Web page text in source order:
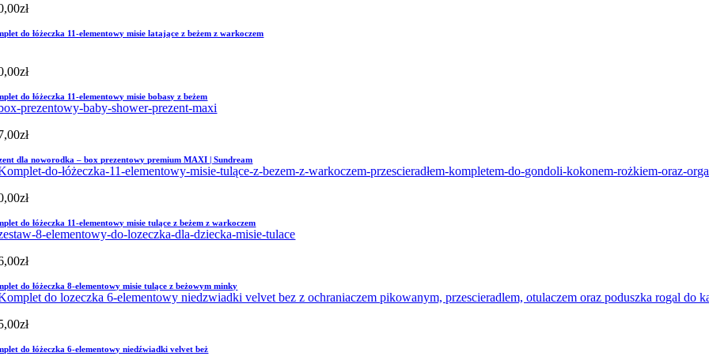
zł
do łóżeczka 11-elementowy misie latające z beżem z warkoczem
zł
do łóżeczka 11-elementowy misie bobasy z beżem
zł
dla noworodka – box prezentowy premium MAXI | Sundream
zł
do łóżeczka 11-elementowy misie tulące z beżem z warkoczem
zł
do łóżeczka 8-elementowy misie tulące z beżowym minky
zł
do łóżeczka 6-elementowy niedźwiadki velvet beż